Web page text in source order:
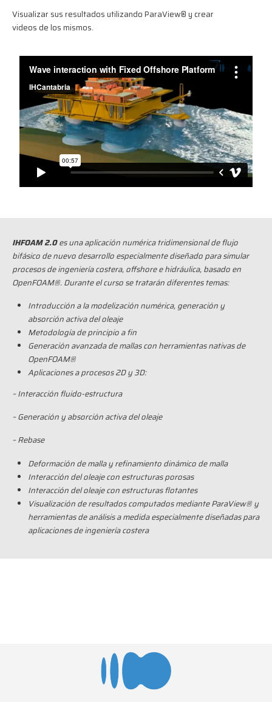
Visualizar sus resultados utilizando ParaView® y crear
videos de los mismos.
IHFOAM 2.0es una aplicación numérica tridimensional de flujo
bifásico de nuevo desarrollo especialmente diseñado para simular
procesos de ingeniería costera, offshore e hidráulica, basado en
OpenFOAM®. Durante el curso se tratarán diferentes temas:
Introducción a la modelización numérica, generación y
absorción activa del oleaje
Metodología de principio a fin
Generación avanzada de mallas con herramientas nativas de
OpenFOAM®
Aplicaciones a procesos 2D y 3D:
– Interacción fluido-estructura
– Generación y absorción activa del oleaje
– Rebase
Deformación de malla y refinamiento dinámico de malla
Interacción del oleaje con estructuras porosas
Interacción del oleaje con estructuras flotantes
Visualización de resultados computados mediante ParaView® y
herramientas de análisis a medida especialmente diseñadas para
aplicaciones de ingeniería costera